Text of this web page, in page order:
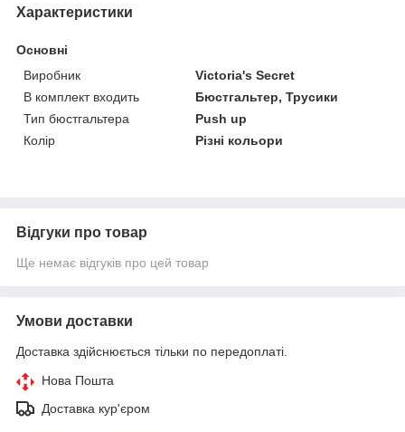
Характеристики
Основні
Виробник
Victoria's Secret
В комплект входить
Бюстгальтер, Трусики
Тип бюстгальтера
Push up
Колір
Різні кольори
Відгуки про товар
Ще немає відгуків про цей товар
Умови доставки
Доставка здійснюється тільки по передоплаті.
Нова Пошта
Доставка кур'єром